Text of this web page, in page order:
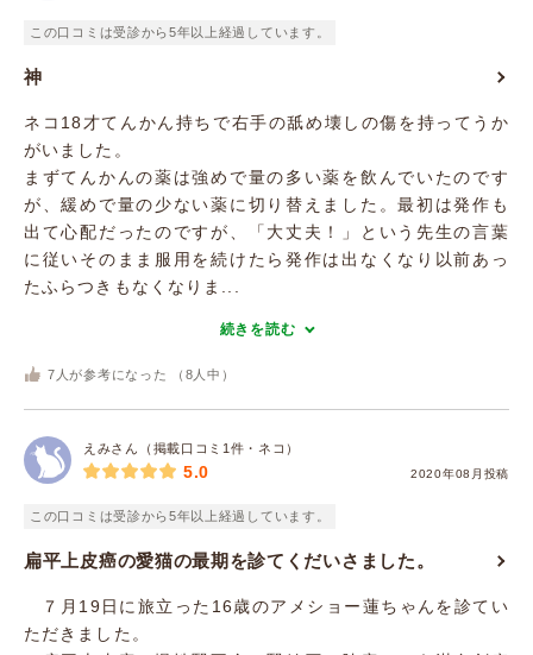
この口コミは受診から5年以上経過しています。
神
ネコ18才てんかん持ちで右手の舐め壊しの傷を持ってうか
がいました。
まずてんかんの薬は強めで量の多い薬を飲んでいたのです
が、緩めで量の少ない薬に切り替えました。最初は発作も
出て心配だったのですが、「大丈夫！」という先生の言葉
に従いそのまま服用を続けたら発作は出なくなり以前あっ
たふらつきもなくなりま...
続きを読む
7 人が参考になった （ 8 人中）
えみさん（掲載口コミ1件・ネコ）
2020年08月投稿
5.0
この口コミは受診から5年以上経過しています。
扁平上皮癌の愛猫の最期を診てくだいさました。
７月19日に旅立った16歳のアメショー蓮ちゃんを診てい
ただきました。